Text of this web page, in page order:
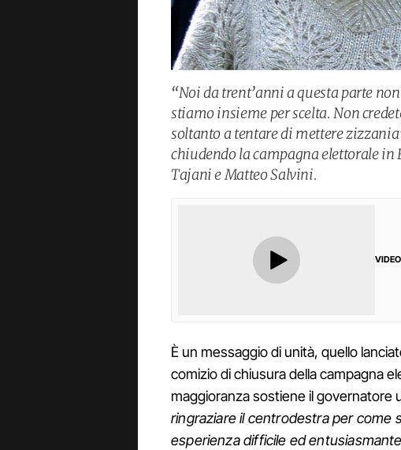
“Noi da trent’anni a questa parte
stiamo insieme per scelta. Non
soltanto a tentare di mettere
chiudendo la campagna elettorale
Tajani e Matteo Salvini.
È un messaggio di unità, quello
comizio di chiusura della campagna
maggioranza sostiene il governatore
ringraziare il centrodestra per come
esperienza difficile ed